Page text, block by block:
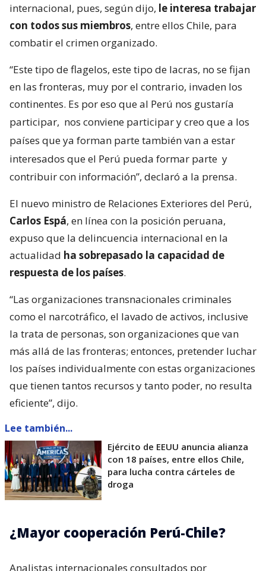
internacional, pues, según dijo, le interesa trabajar
con todos sus miembros, entre ellos Chile, para
combatir el crimen organizado.
“Este tipo de flagelos, este tipo de lacras, no se fijan
en las fronteras, muy por el contrario, invaden los
continentes. Es por eso que al Perú nos gustaría
participar, nos conviene participar y creo que a los
países que ya forman parte también van a estar
interesados que el Perú pueda formar parte y
contribuir con información”, declaró a la prensa.
El nuevo ministro de Relaciones Exteriores del Perú,
Carlos Espá, en línea con la posición peruana,
expuso que la delincuencia internacional en la
actualidad ha sobrepasado la capacidad de
respuesta de los países.
“Las organizaciones transnacionales criminales
como el narcotráfico, el lavado de activos, inclusive
la trata de personas, son organizaciones que van
más allá de las fronteras; entonces, pretender luchar
los países individualmente con estas organizaciones
que tienen tantos recursos y tanto poder, no resulta
eficiente”, dijo.
Lee también...
Ejército de EEUU anuncia alianza
con 18 países, entre ellos Chile,
para lucha contra cárteles de
droga
¿Mayor cooperación Perú-Chile?
Analistas internacionales consultados por